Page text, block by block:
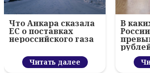
Что Анкара сказала
ЕС о поставках
нероссийского газа
Читать далее
В